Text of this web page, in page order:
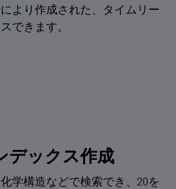
より作成された、タイムリー
できます。
デックス作成
学構造などで検索でき、20を